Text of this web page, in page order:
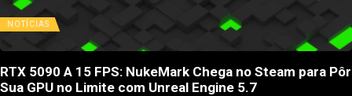
NOTÍCIAS
RTX 5090 A 15 FPS: NukeMark Chega no Steam para Pôr
Sua GPU no Limite com Unreal Engine 5.7